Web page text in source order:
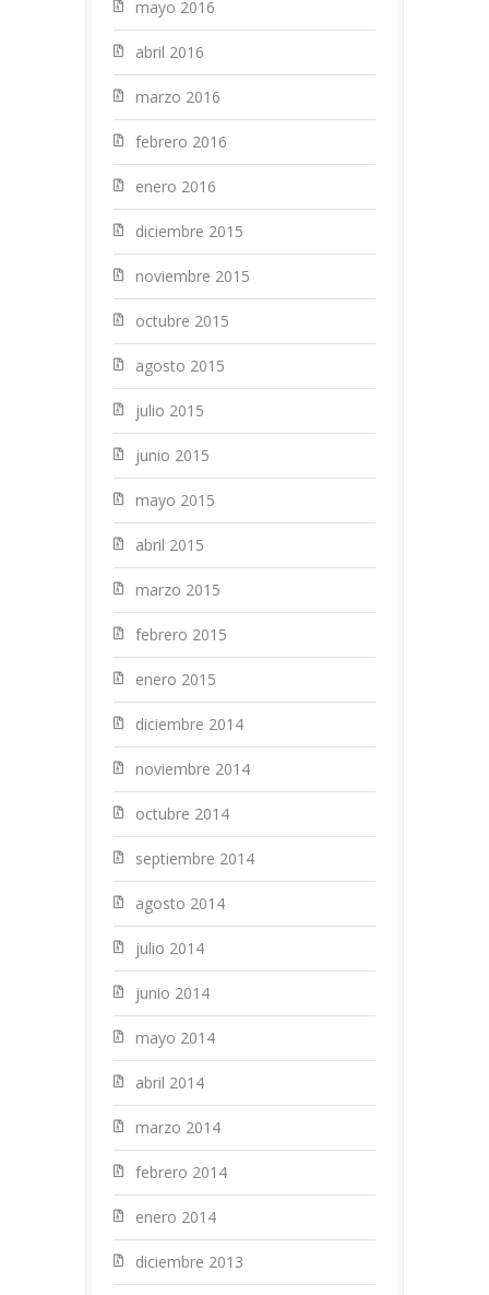
mayo 2016
abril 2016
marzo 2016
febrero 2016
enero 2016
diciembre 2015
noviembre 2015
octubre 2015
agosto 2015
julio 2015
junio 2015
mayo 2015
abril 2015
marzo 2015
febrero 2015
enero 2015
diciembre 2014
noviembre 2014
octubre 2014
septiembre 2014
agosto 2014
julio 2014
junio 2014
mayo 2014
abril 2014
marzo 2014
febrero 2014
enero 2014
diciembre 2013